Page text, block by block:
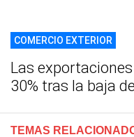
COMERCIO EXTERIOR
Las
30% tras la baja
TEMAS